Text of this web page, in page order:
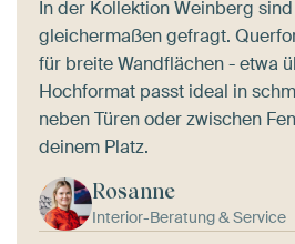
In der Kollektion Weinberg
gleichermaßen gefragt.
für breite Wandflächen - etwa
Hochformat passt ideal in
neben Türen oder zwischen
deinem Platz.
Rosanne
Interior-Beratung & Service